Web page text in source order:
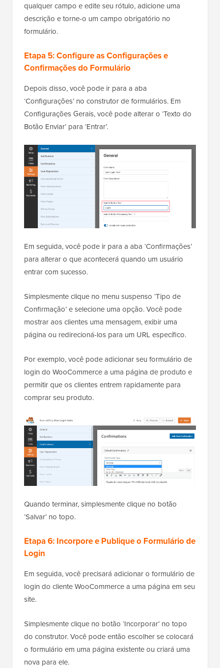
qualquer campo e edite seu rótulo, adicione uma
descrição e torne-o um campo obrigatório no
formulário.
Etapa 5: Configure as Configurações e
Confirmações do Formulário
Depois disso, você pode ir para a aba
‘Configurações’ no construtor de formulários. Em
Configurações Gerais, você pode alterar o ‘Texto do
Botão Enviar’ para ‘Entrar’.
Em seguida, você pode ir para a aba ‘Confirmações’
para alterar o que acontecerá quando um usuário
entrar com sucesso.
Simplesmente clique no menu suspenso ‘Tipo de
Confirmação’ e selecione uma opção. Você pode
mostrar aos clientes uma mensagem, exibir uma
página ou redirecioná-los para um URL específico.
Por exemplo, você pode adicionar seu formulário de
login do WooCommerce a uma página de produto e
permitir que os clientes entrem rapidamente para
comprar seu produto.
Quando terminar, simplesmente clique no botão
‘Salvar’ no topo.
Etapa 6: Incorpore e Publique o Formulário de
Login
Em seguida, você precisará adicionar o formulário de
login do cliente WooCommerce a uma página em seu
site.
Simplesmente clique no botão ‘Incorporar’ no topo
do construtor. Você pode então escolher se colocará
o formulário em uma página existente ou criará uma
nova para ele.